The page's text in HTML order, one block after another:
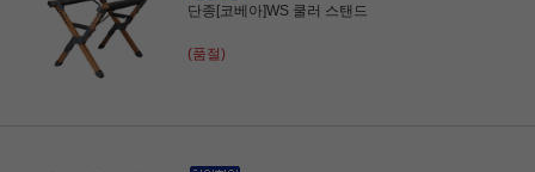
단종[코베아]WS 쿨러 스탠드
(품절)